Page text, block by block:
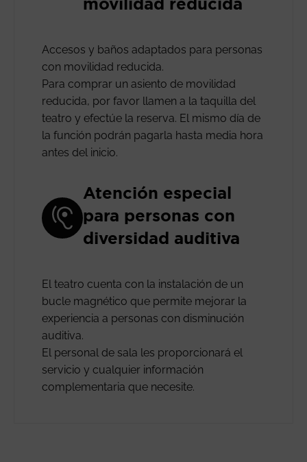
Accesos y baños adaptados para personas
con movilidad reducida.
Para comprar un asiento de movilidad
reducida, por favor llamen a la taquilla del
teatro y efectúe la reserva. El mismo día de
la función podrán pagarla hasta media hora
antes del inicio.
Atención especial
para personas con
diversidad auditiva
El teatro cuenta con la instalación de un
bucle magnético que permite mejorar la
experiencia a personas con disminución
auditiva.
El personal de sala les proporcionará el
servicio y cualquier información
complementaria que necesite.